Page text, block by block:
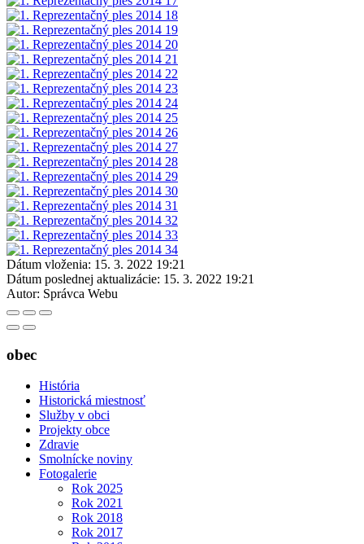
Dátum vloženia: 15. 3. 2022 19:21
Dátum poslednej aktualizácie: 15. 3. 2022 19:21
Autor: Správca Webu
obec
História
Historická miestnosť
Služby v obci
Projekty obce
Zdravie
Smolnícke noviny
Fotogalerie
Rok 2025
Rok 2021
Rok 2018
Rok 2017